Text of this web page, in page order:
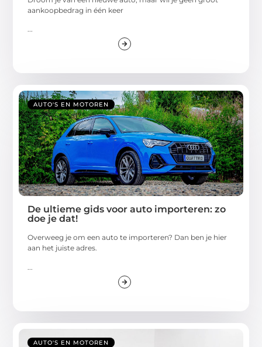
aankoopbedrag in één keer
...
AUTO'S EN MOTOREN
De ultieme gids voor auto importeren: zo
doe je dat!
Overweeg je om een auto te importeren? Dan ben je hier
aan het juiste adres.
AUTO'S EN MOTOREN